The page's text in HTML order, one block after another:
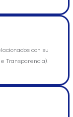
con su
Transparencia).